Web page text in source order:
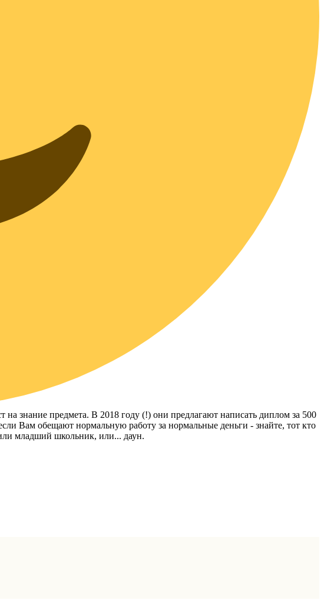
на знание предмета. В 2018 году (!) они предлагают написать диплом за 500
Вам обещают нормальную работу за нормальные деньги - знайте, тот кто
или младший школьник, или... даун.